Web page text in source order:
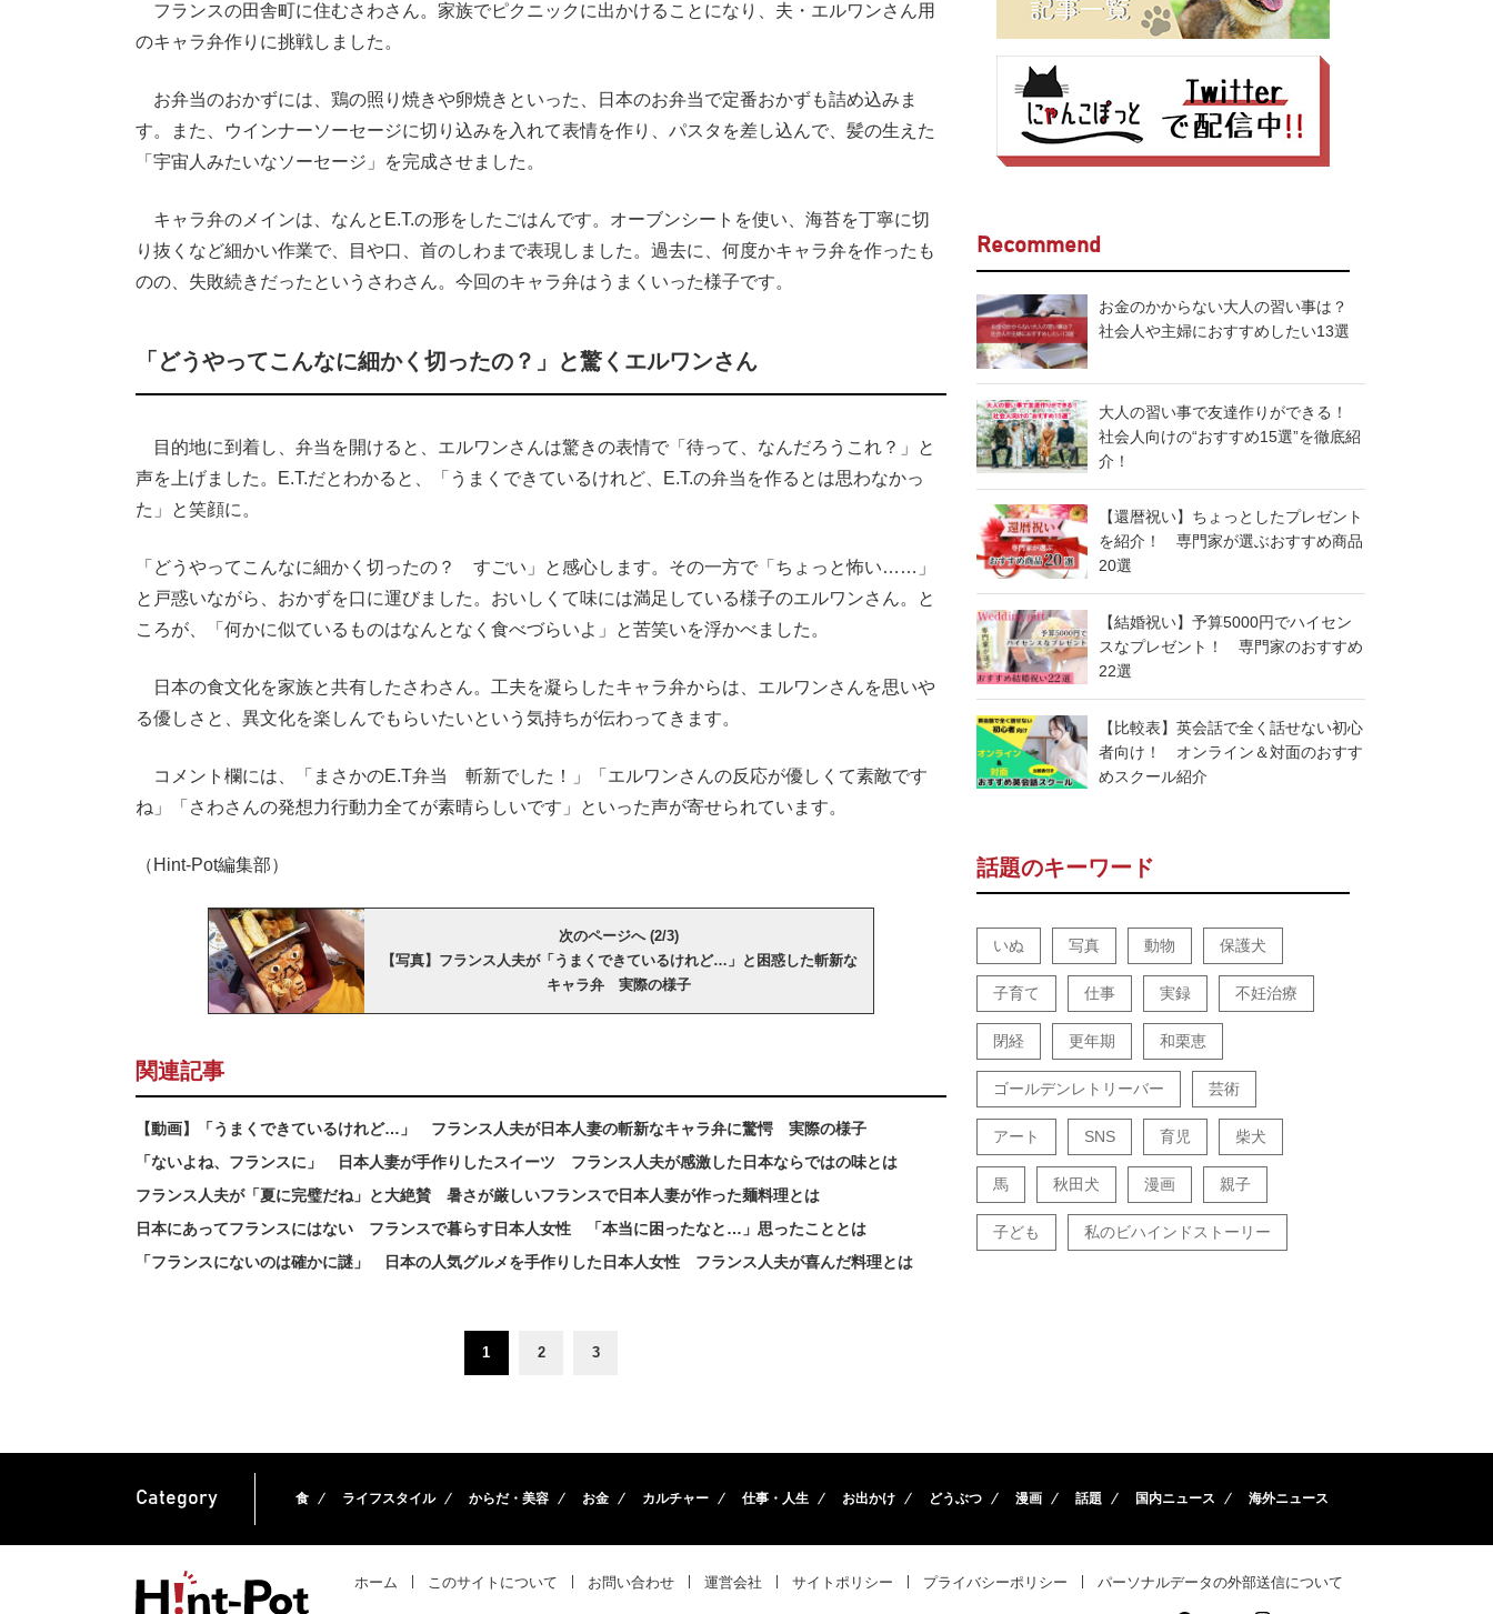
フランスの田舎町に住むさわさん。家族でピクニックに出かけることになり、夫・エルワンさん用
のキャラ弁作りに挑戦しました。
お弁当のおかずには、鶏の照り焼きや卵焼きといった、日本のお弁当で定番おかずも詰め込みま
す。また、ウインナーソーセージに切り込みを入れて表情を作り、パスタを差し込んで、髪の生えた
「宇宙人みたいなソーセージ」を完成させました。
キャラ弁のメインは、なんとE.T.の形をしたごはんです。オーブンシートを使い、海苔を丁寧に切
り抜くなど細かい作業で、目や口、首のしわまで表現しました。過去に、何度かキャラ弁を作ったも
のの、失敗続きだったというさわさん。今回のキャラ弁はうまくいった様子です。
「どうやってこんなに細かく切ったの？」と驚くエルワンさん
目的地に到着し、弁当を開けると、エルワンさんは驚きの表情で「待って、なんだろうこれ？」と
声を上げました。E.T.だとわかると、「うまくできているけれど、E.T.の弁当を作るとは思わなかっ
た」と笑顔に。
「どうやってこんなに細かく切ったの？ すごい」と感心します。その一方で「ちょっと怖い……」
と戸惑いながら、おかずを口に運びました。おいしくて味には満足している様子のエルワンさん。と
ころが、「何かに似ているものはなんとなく食べづらいよ」と苦笑いを浮かべました。
日本の食文化を家族と共有したさわさん。工夫を凝らしたキャラ弁からは、エルワンさんを思いや
る優しさと、異文化を楽しんでもらいたいという気持ちが伝わってきます。
コメント欄には、「まさかのE.T弁当 斬新でした！」「エルワンさんの反応が優しくて素敵です
ね」「さわさんの発想力行動力全てが素晴らしいです」といった声が寄せられています。
（Hint-Pot編集部）
次のページへ (2/3)
【写真】フランス人夫が「うまくできているけれど…」と困惑した斬新な
キャラ弁 実際の様子
関連記事
【動画】「うまくできているけれど…」 フランス人夫が日本人妻の斬新なキャラ弁に驚愕 実際の様子
「ないよね、フランスに」 日本人妻が手作りしたスイーツ フランス人夫が感激した日本ならではの味とは
フランス人夫が「夏に完璧だね」と大絶賛 暑さが厳しいフランスで日本人妻が作った麺料理とは
日本にあってフランスにはない フランスで暮らす日本人女性 「本当に困ったなと…」思ったこととは
「フランスにないのは確かに謎」 日本の人気グルメを手作りした日本人女性 フランス人夫が喜んだ料理とは
1 2 3
Recommend
お金のかからない大人の習い事は？
社会人や主婦におすすめしたい13選
大人の習い事で友達作りができる！
社会人向けの“おすすめ15選”を徹底紹
介！
【還暦祝い】ちょっとしたプレゼント
を紹介！ 専門家が選ぶおすすめ商品
20選
【結婚祝い】予算5000円でハイセン
スなプレゼント！ 専門家のおすすめ
22選
【比較表】英会話で全く話せない初心
者向け！ オンライン＆対面のおすす
めスクール紹介
話題のキーワード
いぬ 写真 動物 保護犬
子育て 仕事 実録 不妊治療
閉経 更年期 和栗恵
ゴールデンレトリーバー 芸術
アート SNS 育児 柴犬
馬 秋田犬 漫画 親子
子ども 私のビハインドストーリー
Category 食 ライフスタイル からだ・美容 お金 カルチャー 仕事・人生 お出かけ どうぶつ 漫画 話題 国内ニュース 海外ニュース
ホーム このサイトについて お問い合わせ 運営会社 サイトポリシー プライバシーポリシー パーソナルデータの外部送信について